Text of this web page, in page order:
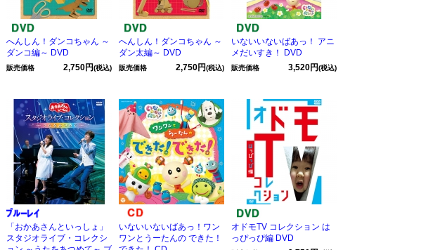
へんしん！ダンコちゃん ～
ダンコ編～ DVD
販売価格 2,750円(税込)
へんしん！ダンコちゃん ～
ダン太編～ DVD
販売価格 2,750円(税込)
いないいないばあっ！ アニ
メだいすき！ DVD
販売価格 3,520円(税込)
「おかあさんといっしょ」
スタジオライブ・コレクシ
いないいないばあっ！ワン
ワンとうーたんの できた！
オドモTV コレクション は
っぴっぴ編 DVD